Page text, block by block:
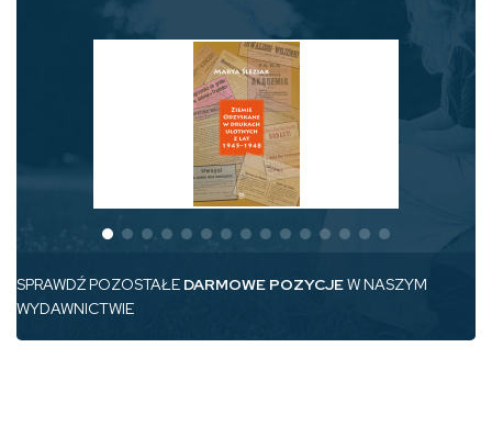
SPRAWDŹ POZOSTAŁE DARMOWE POZYCJEW NASZYM
WYDAWNICTWIE